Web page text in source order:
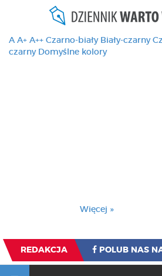
A A+ A++ Czarno-biały Biały-czarny
czarny Domyślne kolory
Więcej »
REDAKCJA POLUB NAS